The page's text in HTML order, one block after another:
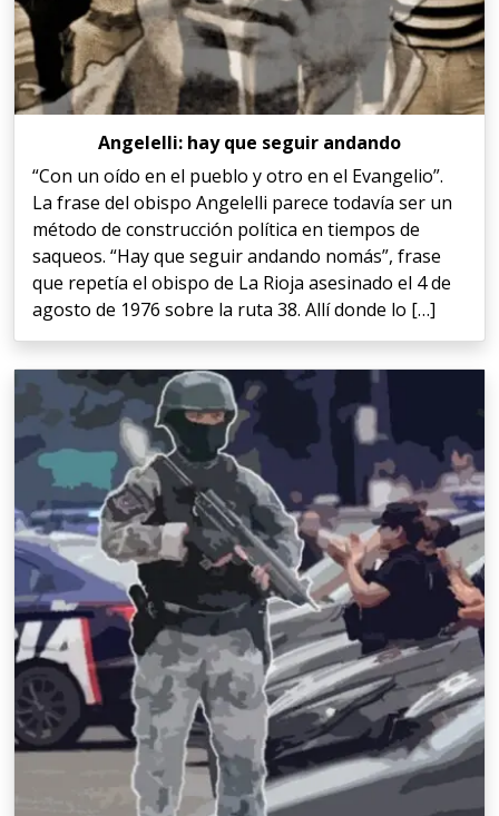
Angelelli: hay que seguir andando
“Con un oído en el pueblo y otro en el Evangelio”.
La frase del obispo Angelelli parece todavía ser un
método de construcción política en tiempos de
saqueos. “Hay que seguir andando nomás”, frase
que repetía el obispo de La Rioja asesinado el 4 de
agosto de 1976 sobre la ruta 38. Allí donde lo […]